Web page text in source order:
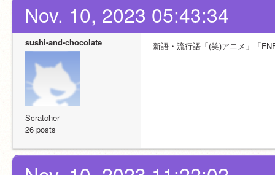
Nov. 10, 2023 05:43:34
sushi-and-chocolate
Scratcher
26 posts
新語・流行語「(笑)アニメ」「